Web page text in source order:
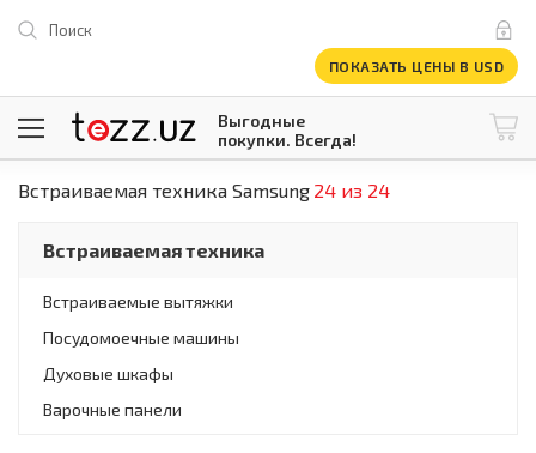
Поиск
ПОКАЗАТЬ ЦЕНЫ В USD
Выгодные
покупки. Всегда!
1 USD = 12 296.16 сум\ @tezzuz
Все категории
Компьютеры и оргтехника
Телевизоры
Климатическая техника
Климатическая техника
Встраиваемая техника
Крупнобытовая техника
Встраиваемая техника Samsung 24 из 24
Встраиваемая техника
Встраиваемые вытяжки
Посудомоечные машины
Духовые шкафы
Варочные панели